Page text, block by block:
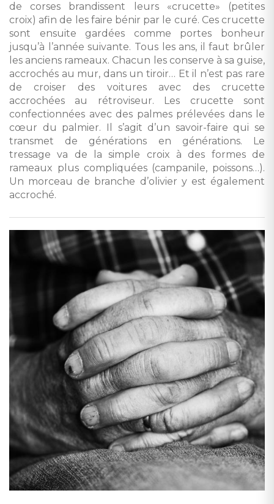
de corses brandissent leurs «crucette» (petites
croix) afin de les faire bénir par le curé. Ces crucette
sont ensuite gardées comme portes bonheur
jusqu’à l’année suivante. Tous les ans, il faut brûler
les anciens rameaux. Chacun les conserve à sa guise,
accrochés au mur, dans un tiroir… Et il n’est pas rare
de croiser des voitures avec des crucette
accrochées au rétroviseur. Les crucette sont
confectionnées avec des palmes prélevées dans le
cœur du palmier. Il s’agit d’un savoir-faire qui se
transmet de générations en générations. Le
tressage va de la simple croix à des formes de
rameaux plus compliquées (campanile, poissons…).
Un morceau de branche d’olivier y est également
accroché.